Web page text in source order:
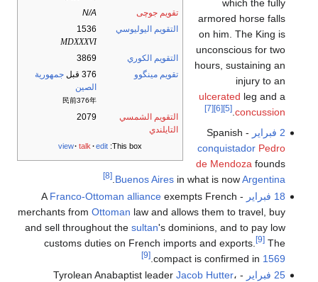
تقويم جوچى
N/A
التقويم اليوليوسي
1536
MDXXXVI
التقويم الكوري
3869
تقويم مينگوو
376 قبل
جمهورية
الصين
民前376年
التقويم الشمسي
التايلندي
2079
This box:
view talk edit
which the fully
armored horse falls
on him. The King is
unconscious for two
hours, sustaining an
injury to an
ulcerated leg and a
concussion
.
[5]
[6]
[7]
2 فبراير
- Spanish
conquistador Pedro
de Mendozafounds
Buenos Airesin what is nowArgentina
.
[8]
18 فبراير - A
Franco-Ottoman allianceexempts French
merchants from Ottoman law and allows them to travel, buy
and sell throughout the sultan's dominions, and to pay low
customs duties on French imports and exports.
[9]The
compact is confirmed in 1569
.
[9]
25 فبراير - Tyrolean Anabaptist leader
Jacob Hutter،